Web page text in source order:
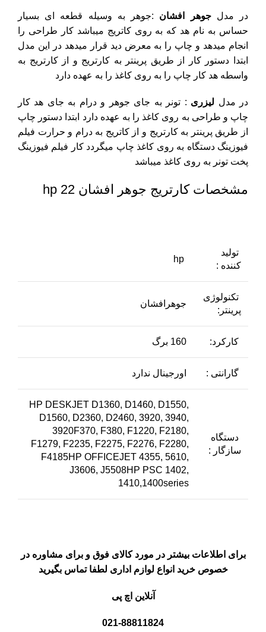
در مدلجوهر افشان :جوهر به وسیله قطعه ای بسیار
حساس به نام هد که به روی کاتریج میباشد کار طراحی را
انجام میدهد و چاپ را به معرض دید قرار میدهددر این مدل
ابتدا دستور کار از طریق پرینتر به کارتریج و از کارتریج به
واسطه هد کار چاپ را به روی کاغذ را به عهده دارد
در مدل لیزری : تونر به جای جوهر و درام به جای هد کار
چاپ و طراحی به روی کاغذ را به عهده دارد
ابتدا دستور چاپ
از طریق پرینتر به کارتریج و از کاتریج به درام و حرارت فیلم
فیوزینگ دستگاه به روی کاغذ چاپ میگردد کار فیلم فیوزینگ
پخت تونر به روی کاغذ میباشد
مشخصات کارتریج جوهر افشان 22 hp
تولید
کننده :
تکنولوژی
پرینتر:
جوهرافشان
کارکرد:
گارانتی : اورجینال ندارد
دستگاه
سازگار :
HP DESKJET D1360, D1460, D1550,
D1560, D2360, D2460, 3920, 3940,
3920F370, F380, F1220, F2180,
F1279, F2235, F2275, F2276, F2280,
F4185HP OFFICEJET 4355, 5610,
J3606, J5508HP PSC 1402,
1410,1400series
برای اطلاعات بیشتر در مورد کالای فوق و برای مشاوره در
خصوص خرید انواع لوازم اداری لطفا تماس بگیرید
آنلاین اچ پی
021-88811824